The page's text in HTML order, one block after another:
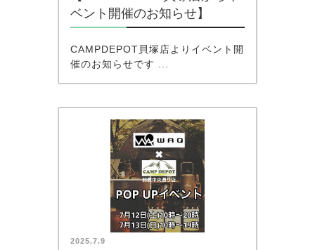
ベント開催のお知らせ】
CAMPDEPOT貝塚店よりイベント開
催のお知らせです ...
2025.7.9